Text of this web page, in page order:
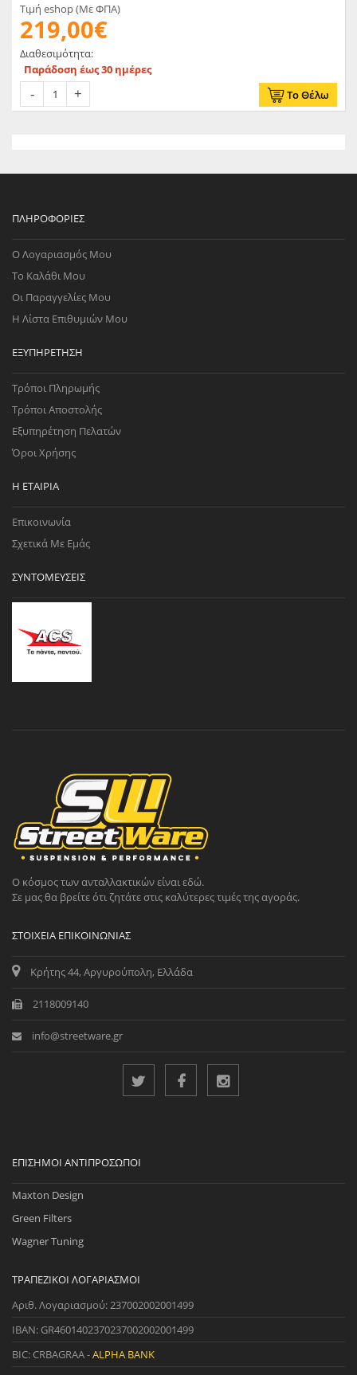
Τιμή eshop (Με ΦΠΑ)
219,00€
Διαθεσιμότητα:
Παράδοση έως 30 ημέρες
Το Θέλω
ΠΛΗΡΟΦΟΡΊΕΣ
Ο Λογαριασμός Μου
Το Καλάθι Μου
Οι Παραγγελίες Μου
Η Λίστα Επιθυμιών Μου
ΕΞΥΠΗΡΈΤΗΣΗ
Τρόποι Πληρωμής
Τρόποι Αποστολής
Εξυπηρέτηση Πελατών
Όροι Χρήσης
Η ΕΤΑΙΡΊΑ
Επικοινωνία
Σχετικά Με Εμάς
ΣΥΝΤΟΜΕΎΣΕΙΣ
Ο κόσμος των ανταλλακτικών είναι εδώ.
Σε μας θα βρείτε ότι ζητάτε στις καλύτερες τιμές της αγοράς.
ΣΤΟΙΧΕΊΑ ΕΠΙΚΟΙΝΩΝΊΑΣ
Κρήτης 44, Αργυρούπολη, Ελλάδα
2118009140
info@streetware.gr
ΕΠΊΣΗΜΟΙ ΑΝΤΙΠΡΌΣΩΠΟΙ
Maxton Design
Green Filters
Wagner Tuning
ΤΡΑΠΕΖΙΚΟΊ ΛΟΓΑΡΙΑΣΜΟΊ
Αριθ. Λογαριασμού: 237002002001499
IBAN: GR4601402370237002002001499
BIC: CRBAGRAA -ALPHA BANK